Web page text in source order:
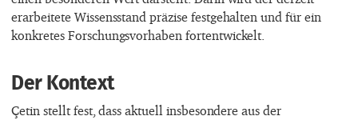
erarbeitete Wissensstand präzise festgehalten und für ein
konkretes Forschungsvorhaben fortentwickelt.
Der Kontext
Çetin stellt fest, dass aktuell insbesondere aus der